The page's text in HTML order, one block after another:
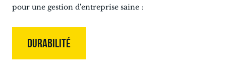
pour une gestion d'entreprise saine :
DURABILITÉ